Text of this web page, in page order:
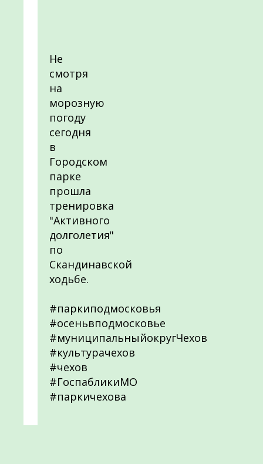
Не
смотря
на
морозную
погоду
сегодня
в
Городском
парке
прошла
тренировка
"Активного
долголетия"
по
Скандинавской
ходьбе.
#паркиподмосковья
#осеньвподмосковье
#муниципальныйокругЧехов
#культурачехов
#чехов
#ГоспабликиМО
#паркичехова